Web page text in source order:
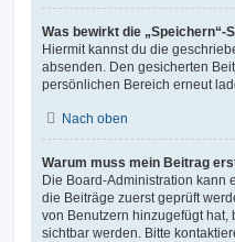
Was bewirkt die
Hiermit kannst du die
absenden. Den gesicherten
persönlichen Bereich erneut
Nach oben
Warum muss mein Beitrag
Die Board-Administration kann
die Beiträge zuerst geprüft
von Benutzern hinzugefügt hat,
sichtbar werden. Bitte